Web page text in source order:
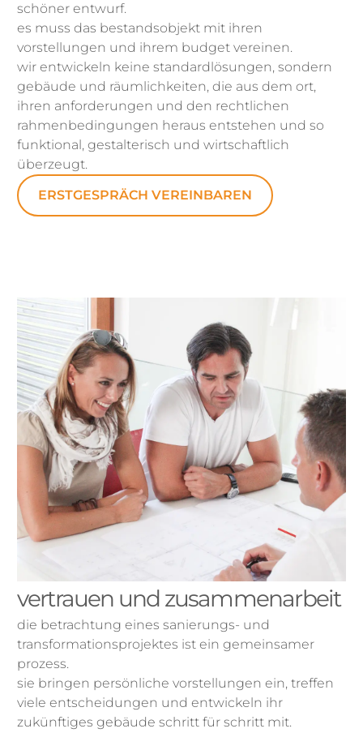
schöner entwurf.
es muss das bestandsobjekt mit ihren
vorstellungen und ihrem budget vereinen.
wir entwickeln keine standardlösungen, sondern
gebäude und räumlichkeiten, die aus dem ort,
ihren anforderungen und den rechtlichen
rahmenbedingungen heraus entstehen und so
funktional, gestalterisch und wirtschaftlich
überzeugt.
ERSTGESPRÄCH VEREINBAREN
vertrauen und zusammenarbeit
die betrachtung eines sanierungs- und
transformationsprojektes ist ein gemeinsamer
prozess.
sie bringen persönliche vorstellungen ein, treffen
viele entscheidungen und entwickeln ihr
zukünftiges gebäude schritt für schritt mit.